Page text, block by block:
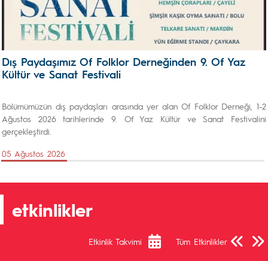
Dış Paydaşımız Of Folklor Derneğinden 9. Of Yaz
Kültür ve Sanat Festivali
Bölümümüzün dış paydaşları arasında yer alan Of Folklor Derneği, 1-2
Ağustos 2026 tarihlerinde 9. Of Yaz Kültür ve Sanat Festivalini
gerçekleştirdi.
05 Ağustos 2026
etkinlikler
Etkinlik Takvimi Tüm Etkinlikler
Önceki